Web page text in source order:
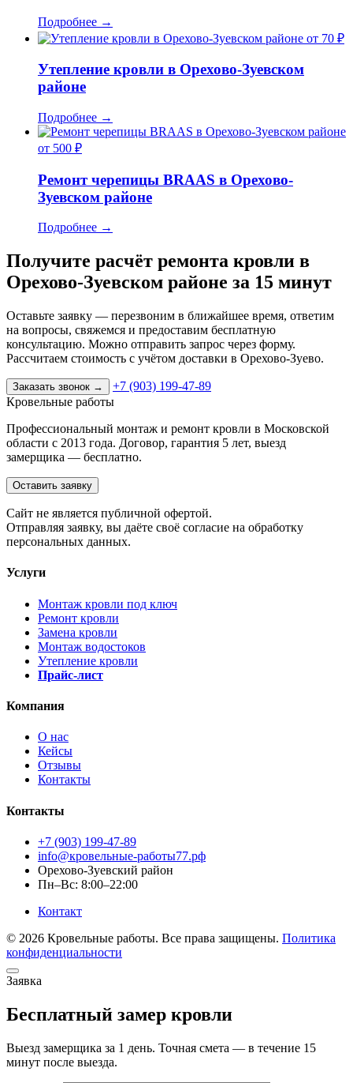
Подробнее →
от 70 ₽
Утепление кровли в Орехово-Зуевском
районе
Подробнее →
от 500 ₽
Ремонт черепицы BRAAS в Орехово-
Зуевском районе
Подробнее →
Получите расчёт ремонта кровли в
Орехово-Зуевском районе за 15 минут
Оставьте заявку — перезвоним в ближайшее время, ответим
на вопросы, свяжемся и предоставим бесплатную
консультацию. Можно отправить запрос через форму.
Рассчитаем стоимость с учётом доставки в Орехово-Зуево.
Заказать звонок →
+7 (903) 199-47-89
Кровельные работы
Профессиональный монтаж и ремонт кровли в Московской
области с 2013 года. Договор, гарантия 5 лет, выезд
замерщика — бесплатно.
Оставить заявку
Cайт не является публичной офертой.
Отправляя заявку, вы даёте своё согласие на обработку
персональных данных.
Услуги
Монтаж кровли под ключ
Ремонт кровли
Замена кровли
Монтаж водостоков
Утепление кровли
Прайс-лист
Компания
О нас
Кейсы
Отзывы
Контакты
Контакты
+7 (903) 199-47-89
info@кровельные-работы77.рф
Орехово-Зуевский район
Пн–Вс: 8:00–22:00
Контакт
© 2026 Кровельные работы. Все права защищены. Политика
конфиденциальности
Заявка
Бесплатный замер кровли
Выезд замерщика за 1 день. Точная смета — в течение 15
минут после выезда.